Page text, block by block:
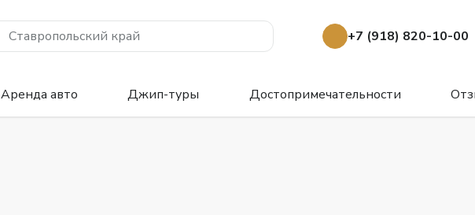
Ставропольский край +7 (918) 820-10-00
Аренда авто Джип-туры Достопримечательности